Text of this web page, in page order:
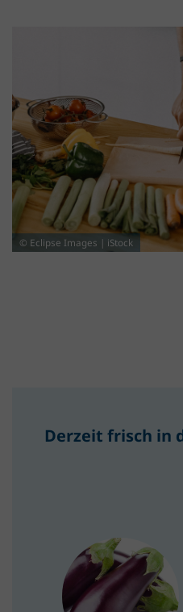
© Eclipse Images | iStock
Derzeit frisch in